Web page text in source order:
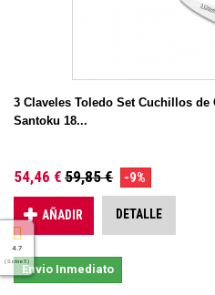
3 Claveles Toledo Set Cuchillos de
Santoku 18...
54,46 € 59,85 € -9%
AÑADIR DETALLE
Envio Inmediato
4.7
( Sobre 5 )